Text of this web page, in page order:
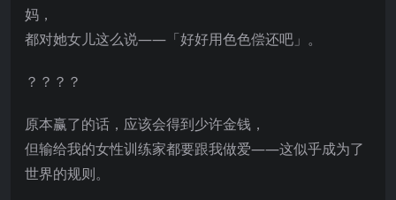
妈，
都对她女儿这么说——「好好用色色偿还吧」。
？？？？
原本赢了的话，应该会得到少许金钱，
但输给我的女性训练家都要跟我做爱——这似乎成为了
世界的规则。